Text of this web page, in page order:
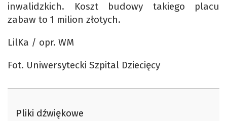
inwalidzkich. Koszt budowy takiego placu
zabaw to 1 milion złotych.
LilKa / opr. WM
Fot. Uniwersytecki Szpital Dziecięcy
Pliki dźwiękowe